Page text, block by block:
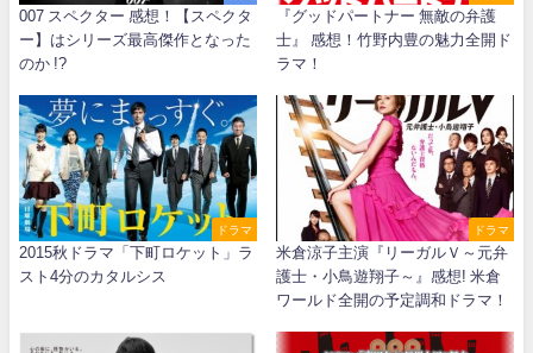
007 スペクター 感想！【スペクタ
ー】はシリーズ最高傑作となった
のか !?
『グッドパートナー 無敵の弁護
士』 感想！竹野内豊の魅力全開ド
ラマ！
ドラマ
2015秋ドラマ「下町ロケット」ラ
スト4分のカタルシス
ドラマ
米倉涼子主演『リーガルＶ～元弁
護士・小鳥遊翔子～』感想! 米倉
ワールド全開の予定調和ドラマ！